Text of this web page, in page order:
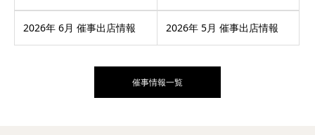
2026年 6月 催事出店情報 2026年 5月 催事出店情報
催事情報一覧